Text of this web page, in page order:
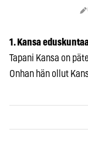
1. Kansa
Tapani Kansa on
Onhan hän ollut